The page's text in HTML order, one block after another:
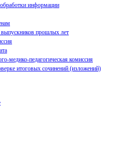
информации
прошлых лет
медико-педагогическая комиссия
итоговых сочинений (изложений)